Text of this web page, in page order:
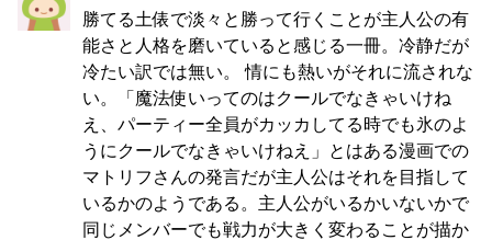
勝てる土俵で淡々と勝って行くことが主人公の有
能さと人格を磨いていると感じる一冊。冷静だが
冷たい訳では無い。 情にも熱いがそれに流されな
い。「魔法使いってのはクールでなきゃいけね
え、パーティー全員がカッカしてる時でも氷のよ
うにクールでなきゃいけねえ」とはある漫画での
マトリフさんの発言だが主人公はそれを目指して
いるかのようである。主人公がいるかいないかで
同じメンバーでも戦力が大きく変わることが描か